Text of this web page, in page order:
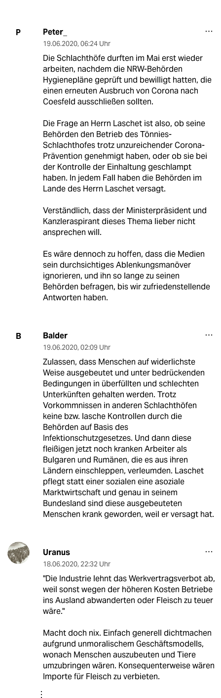
P Peter_
19.06.2020, 06:24 Uhr
Die Schlachthöfe durften im Mai erst wieder
arbeiten, nachdem die NRW-Behörden
Hygienepläne geprüft und bewilligt hatten, die
einen erneuten Ausbruch von Corona nach
Coesfeld ausschließen sollten.
Die Frage an Herrn Laschet ist also, ob seine
Behörden den Betrieb des Tönnies-
Schlachthofes trotz unzureichender Corona-
Prävention genehmigt haben, oder ob sie bei
der Kontrolle der Einhaltung geschlampt
haben. In jedem Fall haben die Behörden im
Lande des Herrn Laschet versagt.
Verständlich, dass der Ministerpräsident und
Kanzleraspirant dieses Thema lieber nicht
ansprechen will.
Es wäre dennoch zu hoffen, dass die Medien
sein durchsichtiges Ablenkungsmanöver
ignorieren, und ihn so lange zu seinen
Behörden befragen, bis wir zufriedenstellende
Antworten haben.
B Balder
19.06.2020, 02:09 Uhr
Zulassen, dass Menschen auf widerlichste
Weise ausgebeutet und unter bedrückenden
Bedingungen in überfüllten und schlechten
Unterkünften gehalten werden. Trotz
Vorkommnissen in anderen Schlachthöfen
keine bzw. lasche Kontrollen durch die
Behörden auf Basis des
Infektionschutzgesetzes. Und dann diese
fleißigen jetzt noch kranken Arbeiter als
Bulgaren und Rumänen, die es aus ihren
Ländern einschleppen, verleumden. Laschet
pflegt statt einer sozialen eine asoziale
Marktwirtschaft und genau in seinem
Bundesland sind diese ausgebeuteten
Menschen krank geworden, weil er versagt hat.
Uranus
18.06.2020, 22:32 Uhr
"Die Industrie lehnt das Werkvertragsverbot ab,
weil sonst wegen der höheren Kosten Betriebe
ins Ausland abwanderten oder Fleisch zu teuer
wäre."
Macht doch nix. Einfach generell dichtmachen
aufgrund unmoralischem Geschäftsmodells,
wonach Menschen auszubeuten und Tiere
umzubringen wären. Konsequenterweise wären
Importe für Fleisch zu verbieten.